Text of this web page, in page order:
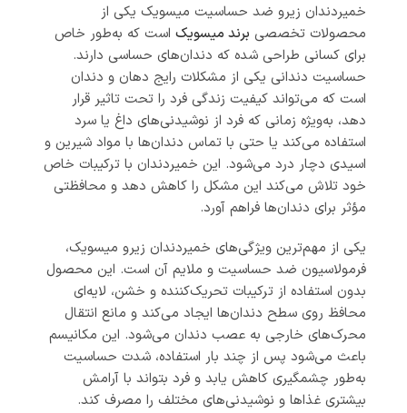
خمیردندان زیرو ضد حساسیت میسویک یکی از
محصولات تخصصی برند میسویک است که به‌طور خاص
برای کسانی طراحی شده که دندان‌های حساسی دارند.
حساسیت دندانی یکی از مشکلات رایج دهان و دندان
است که می‌تواند کیفیت زندگی فرد را تحت تاثیر قرار
دهد، به‌ویژه زمانی که فرد از نوشیدنی‌های داغ یا سرد
استفاده می‌کند یا حتی با تماس دندان‌ها با مواد شیرین و
اسیدی دچار درد می‌شود. این خمیردندان با ترکیبات خاص
خود تلاش می‌کند این مشکل را کاهش دهد و محافظتی
مؤثر برای دندان‌ها فراهم آورد.
یکی از مهم‌ترین ویژگی‌های خمیردندان زیرو میسویک،
فرمولاسیون ضد حساسیت و ملایم آن است. این محصول
بدون استفاده از ترکیبات تحریک‌کننده و خشن، لایه‌ای
محافظ روی سطح دندان‌ها ایجاد می‌کند و مانع انتقال
محرک‌های خارجی به عصب دندان می‌شود. این مکانیسم
باعث می‌شود پس از چند بار استفاده، شدت حساسیت
به‌طور چشمگیری کاهش یابد و فرد بتواند با آرامش
بیشتری غذاها و نوشیدنی‌های مختلف را مصرف کند.